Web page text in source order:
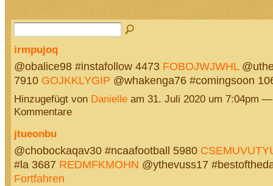
irmpujoq
@obalice98 #instafollow 4473 FOBOJWJWHL
7910 GOJKKLYGIP @whakenga76 #comingsoon
Hinzugefügt von Danielleam 31. Juli 2020 um 7:04pm —
Kommentare
jtueonbu
@chobockaqav30 #ncaafootball 5980
#la 3687 REDMFKMOHN @ythevuss17
Fortfahren